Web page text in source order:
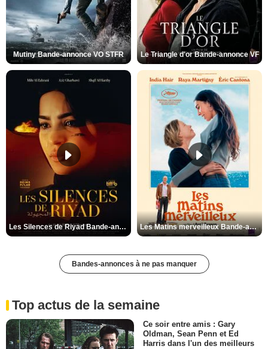
Mutiny Bande-annonce VO STFR Le Triangle d'or Bande-annonce VF
Les Silences de Riyad Bande-annonce VO STFR Les Matins merveilleux Bande-annonce VF
Bandes-annonces à ne pas manquer
Top actus de la semaine
Ce soir entre amis : Gary
Oldman, Sean Penn et Ed
Harris dans l'un des meilleurs